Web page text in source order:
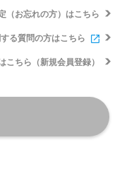
（お忘れの方）はこちら
る質問の方はこちら
こちら（新規会員登録）